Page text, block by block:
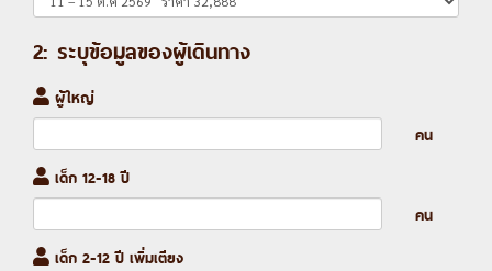
2: ระบุข้อมูลของผู้เดินทาง
ผู้ใหญ่
คน
เด็ก 12-18 ปี
คน
เด็ก 2-12 ปี เพิ่มเตียง